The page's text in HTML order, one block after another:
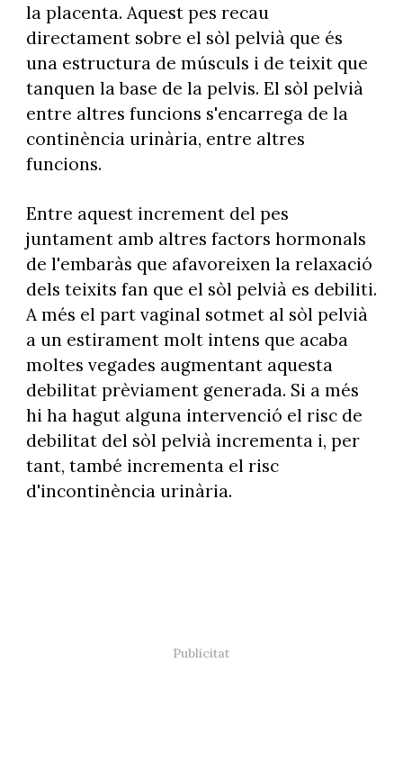
la placenta. Aquest pes recau
directament sobre el sòl pelvià que és
una estructura de músculs i de teixit que
tanquen la base de la pelvis. El sòl pelvià
entre altres funcions s'encarrega de la
continència urinària, entre altres
funcions.
Entre aquest increment del pes
juntament amb altres factors hormonals
de l'embaràs que afavoreixen la relaxació
dels teixits fan que el sòl pelvià es debiliti.
A més el part vaginal sotmet al sòl pelvià
a un estirament molt intens que acaba
moltes vegades augmentant aquesta
debilitat prèviament generada. Si a més
hi ha hagut alguna intervenció el risc de
debilitat del sòl pelvià incrementa i, per
tant, també incrementa el risc
d'incontinència urinària.